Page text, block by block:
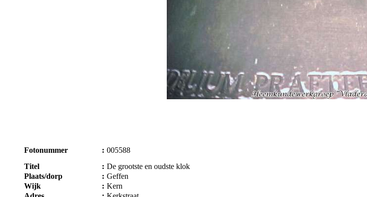
Fotonummer : 005588
Titel
: De grootste en oudste klok
Plaats/dorp
: Geffen
Wijk
: Kern